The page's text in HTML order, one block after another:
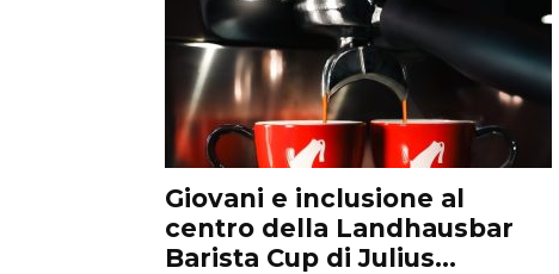
Giovani e inclusione al
centro della Landhausbar
Barista Cup di Julius...